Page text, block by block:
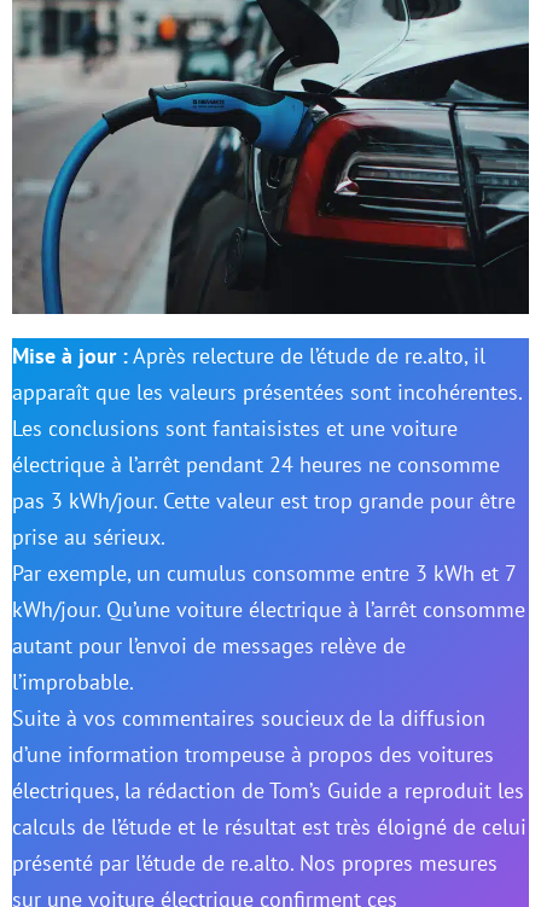
Mise à jour :Après relecture de l’étude de re.alto, il
apparaît que les valeurs présentées sont incohérentes.
Les conclusions sont fantaisistes et une voiture
électrique à l’arrêt pendant 24 heures ne consomme
pas 3 kWh/jour. Cette valeur est trop grande pour être
prise au sérieux.
Par exemple, un cumulus consomme entre 3 kWh et 7
kWh/jour. Qu’une voiture électrique à l’arrêt consomme
autant pour l’envoi de messages relève de
l’improbable.
Suite à vos commentaires soucieux de la diffusion
d’une information trompeuse à propos des voitures
électriques, la rédaction de Tom’s Guide a reproduit les
calculs de l’étude et le résultat est très éloigné de celui
présenté par l’étude de re.alto. Nos propres mesures
sur une voiture électrique confirment ces